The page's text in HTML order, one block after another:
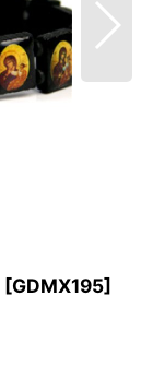
[GDMX195]